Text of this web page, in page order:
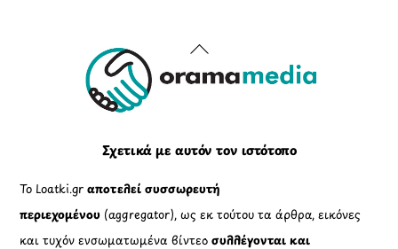
Back
To
Σχετικά με αυτόν τον ιστότοπο
Το Loatki.grαποτελεί συσσωρευτή
περιεχομένου (aggregator), ως εκ τούτου τα άρθρα, εικόνες
και τυχόν ενσωματωμένα βίντεοσυλλέγονται και